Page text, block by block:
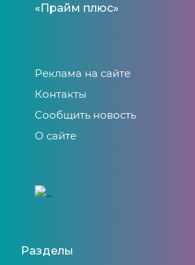
«Прайм плюс»
Реклама на сайте
Контакты
Сообщить новость
О сайте
Разделы